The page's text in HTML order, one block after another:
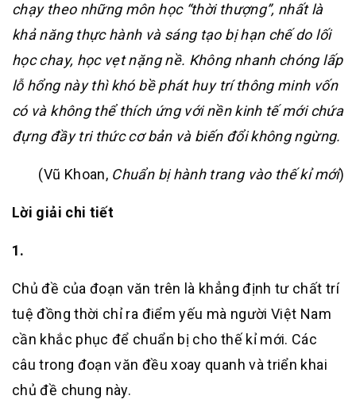
chạy theo những môn học “thời thượng”, nhất là
khả năng thực hành và sáng tạo bị hạn chế do lối
học chay, học vẹt nặng nề. Không nhanh chóng lấp
lỗ hổng này thì khó bề phát huy trí thông minh vốn
có và không thể thích ứng với nền kinh tế mới chứa
đựng đầy tri thức cơ bản và biến đổi không ngừng.
(Vũ Khoan, Chuẩn bị hành trang vào thế kỉ mới)
Lời giải chi tiết
1.
Chủ đề của đoạn văn trên là khẳng định tư chất trí
tuệ đồng thời chỉ ra điểm yếu mà người Việt Nam
cần khắc phục để chuẩn bị cho thế kỉ mới. Các
câu trong đoạn văn đều xoay quanh và triển khai
chủ đề chung này.